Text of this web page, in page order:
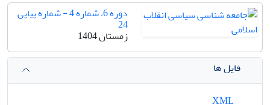
دوره 6، شماره 4 - شماره پیاپی
24
زمستان 1404
فایل ها